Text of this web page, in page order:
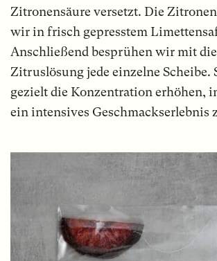
Zitronensäure versetzt. Die
wir in frisch gepresstem
Anschließend besprühen wir mit
Zitruslösung jede einzelne Scheibe.
gezielt die Konzentration erhöhen,
ein intensives Geschmackserlebnis